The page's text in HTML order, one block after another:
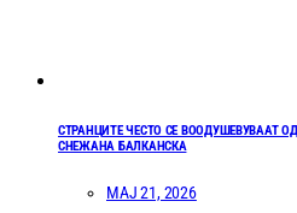
СТРАНЦИТЕ ЧЕСТО СЕ ВООДУШЕВУВААТ
СНЕЖАНА БАЛКАНСКА
МАЈ 21, 2026